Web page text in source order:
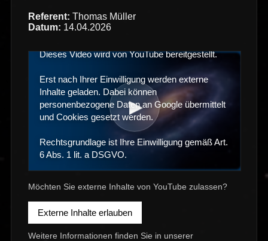
Referent: Thomas Müller
Datum: 14.04.2026
▶
Dieses Video wird von YouTube bereitgestellt.
Erst nach Ihrer Einwilligung werden externe
Inhalte geladen. Dabei können
personenbezogene Daten an Google übermittelt
und Cookies gesetzt werden.
Rechtsgrundlage ist Ihre Einwilligung gemäß Art.
6 Abs. 1 lit. a DSGVO.
Möchten Sie externe Inhalte von YouTube zulassen?
Externe Inhalte erlauben
Weitere Informationen finden Sie in unserer